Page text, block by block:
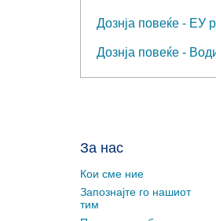
Дознја повеќе - ЕУ
Дознја повеќе -
За нас
Кои сме ние
Запознајте го нашиот
тим